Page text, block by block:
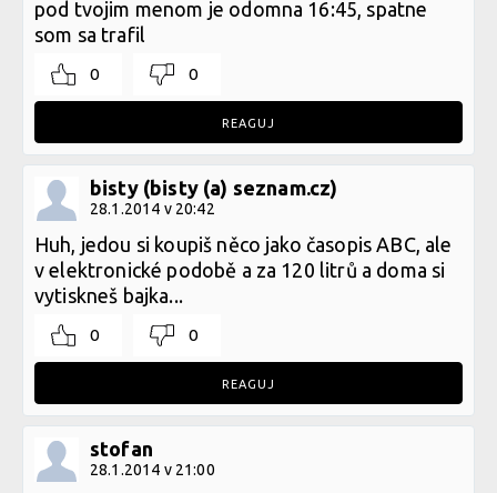
pod tvojim menom je odomna 16:45, spatne
som sa trafil
0 0
REAGUJ
bisty (bisty (a) seznam.cz)
28.1.2014 v 20:42
Huh, jedou si koupiš něco jako časopis ABC, ale
v elektronické podobě a za 120 litrů a doma si
vytiskneš bajka...
0 0
REAGUJ
stofan
28.1.2014 v 21:00